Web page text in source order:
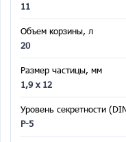
11
Объем корзины, л
20
Размер частицы, мм
1,9 x 12
Уровень секретности
P-5